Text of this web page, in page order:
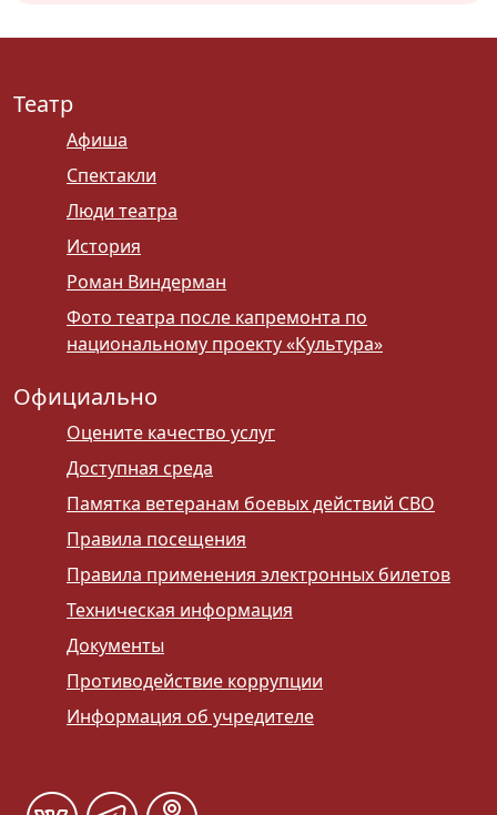
Театр
Афиша
Спектакли
Люди театра
История
Роман Виндерман
Фото театра после капремонта по
национальному проекту «Культура»
Официально
Оцените качество услуг
Доступная среда
Памятка ветеранам боевых действий СВО
Правила посещения
Правила применения электронных билетов
Техническая информация
Документы
Противодействие коррупции
Информация об учредителе